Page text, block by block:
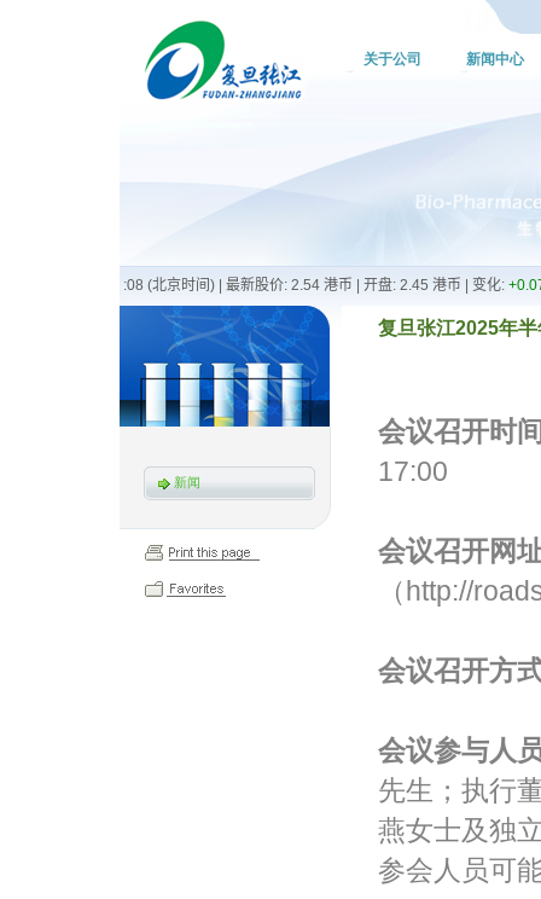
关于公司 新闻中心
新闻
复旦张江2025年
会议召开时
17:00
会议召开网
（http://
会议召开方
会议参与人
先生；执行
燕女士及独
参会人员可